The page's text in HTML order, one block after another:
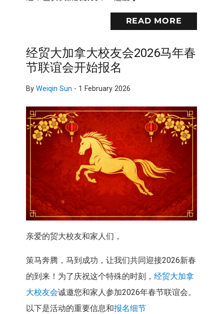
READ MORE
经贸大加拿大校友会2026马年春
节联谊会开始报名
By Weiqin Sun - 1 February 2026
亲爱的贸大校友和家人们，
策马奔腾，马到成功，让我们共同迎接2026新春
的到来！为了庆祝这个特殊的时刻， 经贸大加拿
大校友会诚邀您和家人参加2026年春节联谊会。
以下是活动的重要信息和报名细节